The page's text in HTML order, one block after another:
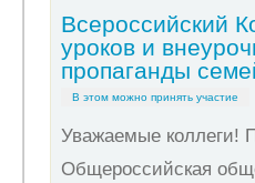
Всероссийский
уроков и
пропаганды
В этом можно принять участие
Уважаемые коллеги!
Общероссийская